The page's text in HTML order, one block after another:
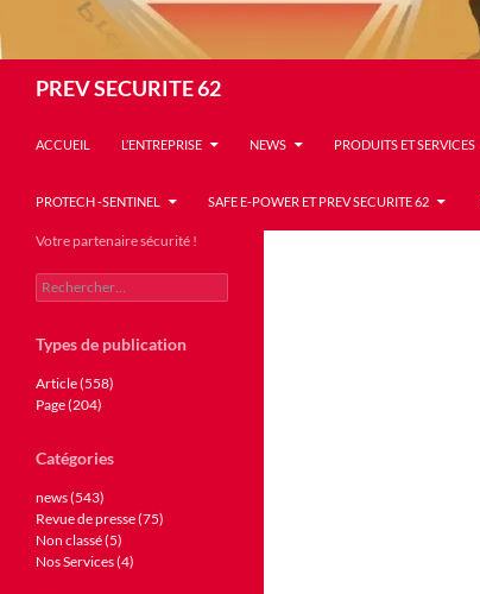
PREV SECURITE 62
ACCUEIL L’ENTREPRISE NEWS PRODUITS ET SERVICES
PROTECH -SENTINEL SAFE E-POWER ET PREV SECURITE 62
Votre partenaire sécurité !
Rechercher :
Types de publication
Article (558)
Page (204)
Catégories
news (543)
Revue de presse (75)
Non classé (5)
Nos Services (4)